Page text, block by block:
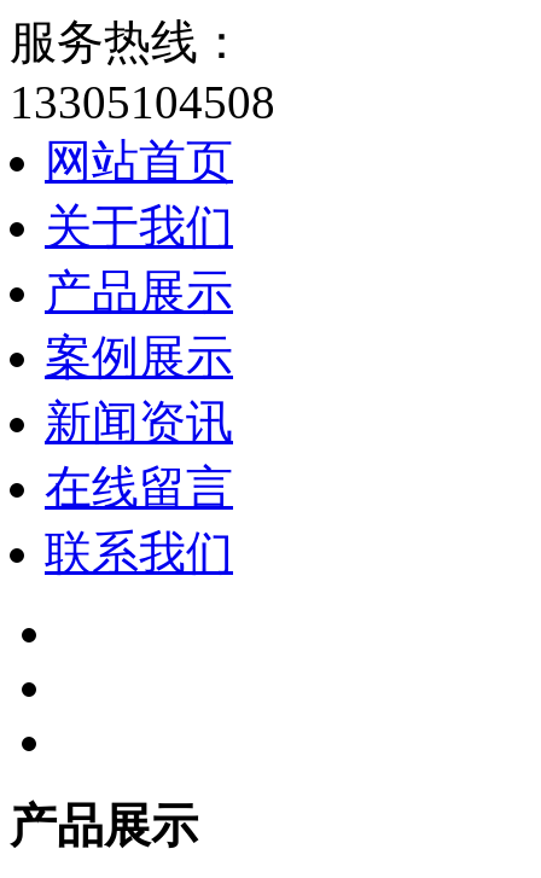
服务热线：
13305104508
网站首页
关于我们
产品展示
案例展示
新闻资讯
在线留言
联系我们
产品展示